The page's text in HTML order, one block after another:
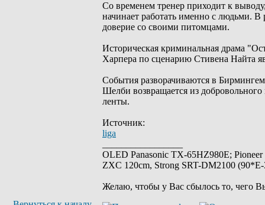
Со временем тренер приходит к
начинает работать именно с людьми. В
доверие со своими питомцами.
Историческая криминальная драма
Харпера по сценарию Стивена Найта
События разворачиваются в
Шелби возвращается из
ленты.
Источник:
liga
OLED Panasonic TX-65HZ980E;
ZXC 120cm, Strong SRT-DM2100
Желаю, чтобы у Вас сбылось то, чего